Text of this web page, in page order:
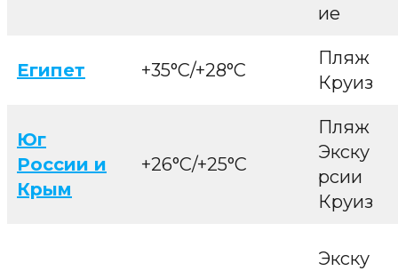
ие
Египет +35°C/+28°C
Пляж
Круиз
Юг
России и
Крым
+26°C/+25°C
Пляж
Экску
рсии
Круиз
Экску